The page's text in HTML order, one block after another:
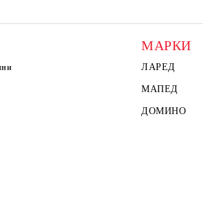
МАРКИ
ЛАРЕД
МАПЕД
ДОМИНО